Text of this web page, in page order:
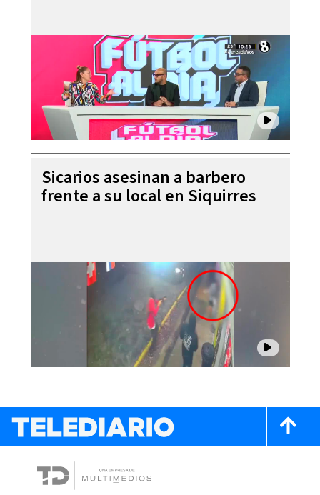
Sicarios asesinan a barbero
frente a su local en Siquirres